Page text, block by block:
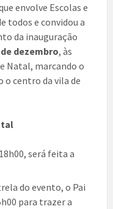
envolve Escolas e
todos e convidou a
da inauguração
de dezembro, às
Natal, marcando o
o centro da vila de
será feita a
do evento, o Pai
para trazer a